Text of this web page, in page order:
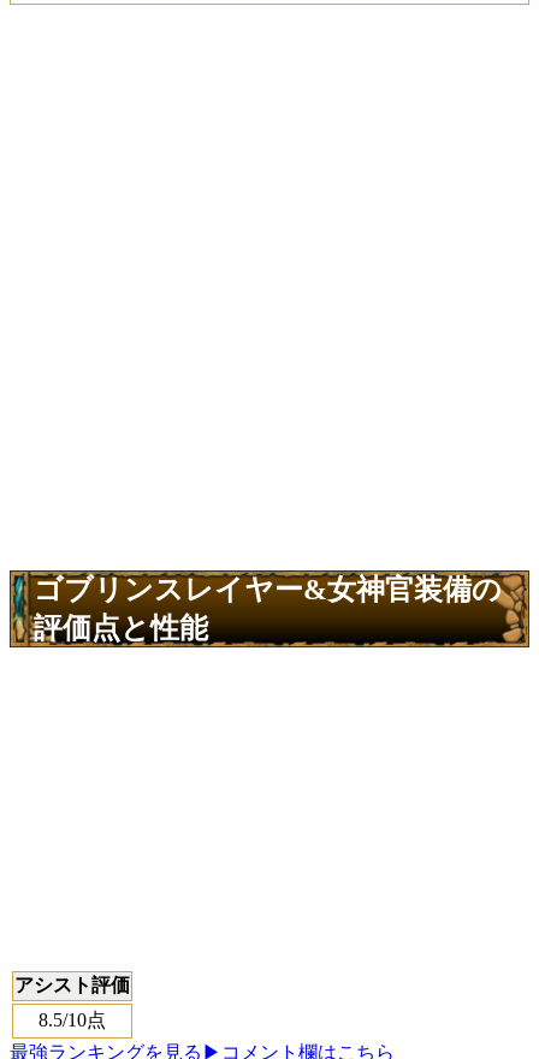
ゴブリンスレイヤー&女神官装備の
評価点と性能
アシスト評価
8.5/10点
最強ランキングを見る ▶コメント欄はこちら